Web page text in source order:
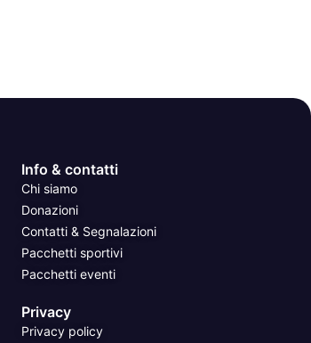
Info & contatti
Chi siamo
Donazioni
Contatti & Segnalazioni
Pacchetti sportivi
Pacchetti eventi
Privacy
Privacy policy